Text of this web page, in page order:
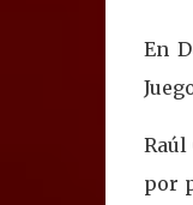
En
por